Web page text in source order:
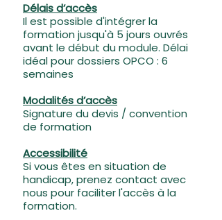
Délais d’accès
Il est possible d'intégrer la
formation jusqu'à 5 jours ouvrés
avant le début du module. Délai
idéal pour dossiers OPCO : 6
semaines
Modalités d’accès
Signature du devis / convention
de formation
Accessibilité
Si vous êtes en situation de
handicap, prenez contact avec
nous pour faciliter l'accès à la
formation.